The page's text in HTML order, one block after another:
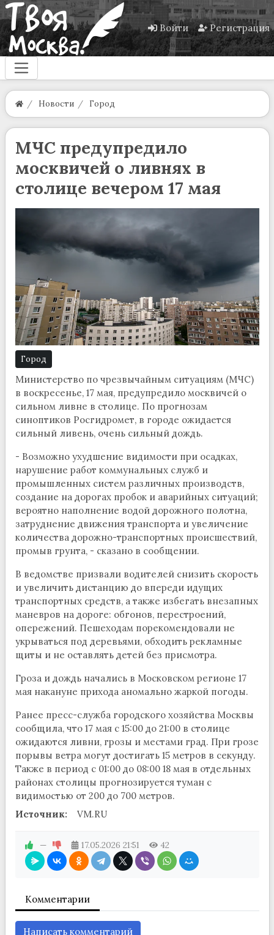
Войти Регистрация
Новости Город
МЧС предупредило
москвичей о ливнях в
столице вечером 17 мая
Город
Министерство по чрезвычайным ситуациям (МЧС)
в воскресенье, 17 мая, предупредило москвичей о
сильном ливне в столице. По прогнозам
синоптиков Росгидромет, в городе ожидается
сильный ливень, очень сильный дождь.
- Возможно ухудшение видимости при осадках,
нарушение работ коммунальных служб и
промышленных систем различных производств,
создание на дорогах пробок и аварийных ситуаций;
вероятно наполнение водой дорожного полотна,
затруднение движения транспорта и увеличение
количества дорожно-транспортных происшествий,
промыв грунта, - сказано в сообщении.
В ведомстве призвали водителей снизить скорость
и увеличить дистанцию до впереди идущих
транспортных средств, а также избегать внезапных
маневров на дороге: обгонов, перестроений,
опережений. Пешеходам порекомендовали не
укрываться под деревьями, обходить рекламные
щиты и не оставлять детей без присмотра.
Гроза и дождь начались в Московском регионе 17
мая накануне прихода аномально жаркой погоды.
Ранее пресс-служба городского хозяйства Москвы
сообщила, что 17 мая с 15:00 до 21:00 в столице
ожидаются ливни, грозы и местами град. При грозе
порывы ветра могут достигать 15 метров в секунду.
Также в период с 01:00 до 08:00 18 мая в отдельных
районах столицы прогнозируется туман с
видимостью от 200 до 700 метров.
Источник:
VM.RU
— 17.05.2026 21:51 42
Комментарии
Написать комментарий